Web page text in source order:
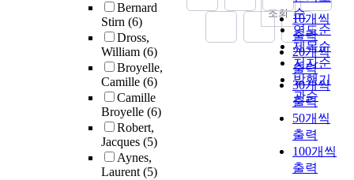
Bernard
Stirn (6)
Dross,
William (6)
Broyelle,
Camille (6)
Camille
Broyelle (6)
Robert,
Jacques (5)
Aynes,
Laurent(5)
순
연도순
제목순
저자순
발행기
관순
10개씩
출력
20개씩
출력
30개씩
출력
50개씩
출력
100개씩
출력
조회